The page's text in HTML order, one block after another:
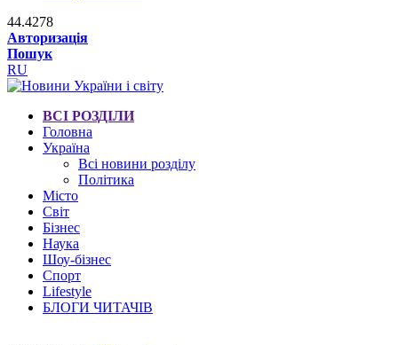
44.4278
Авторизація
Пошук
RU
ВСІ РОЗДІЛИ
Головна
Україна
Всі новини розділу
Політика
Місто
Світ
Бізнес
Наука
Шоу-бізнес
Спорт
Lifestyle
БЛОГИ ЧИТАЧІВ